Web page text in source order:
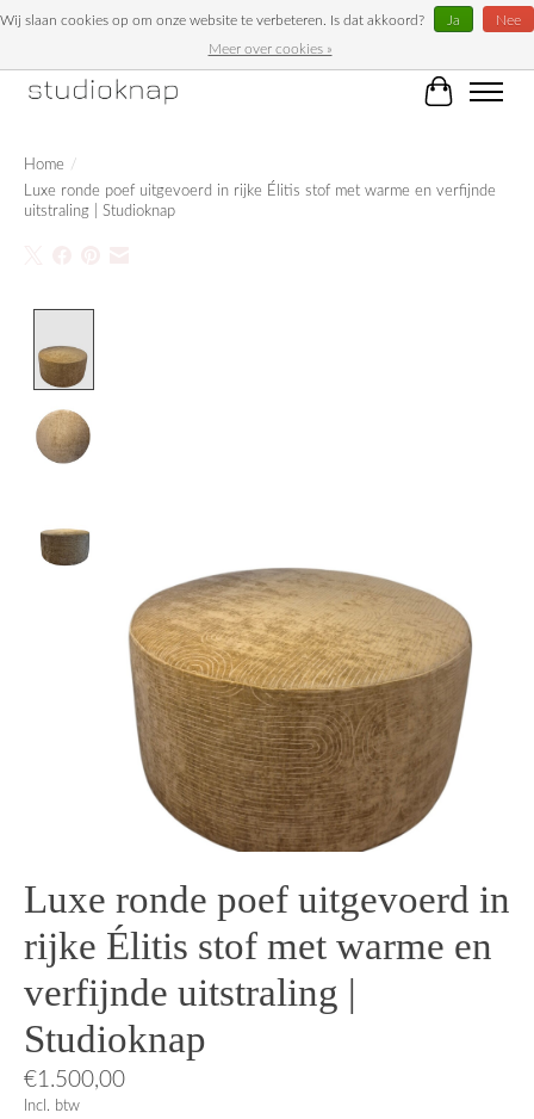
Unieke woonaccessoires bij Studioknap!
Home /
Luxe ronde poef uitgevoerd in rijke Élitis stof met warme en verfijnde
uitstraling | Studioknap
Luxe ronde poef uitgevoerd in
rijke Élitis stof met warme en
verfijnde uitstraling |
Studioknap
€1.500,00
Incl. btw
Wij slaan cookies op om onze website te verbeteren. Is dat akkoord? Ja
Nee
Meer over cookies »